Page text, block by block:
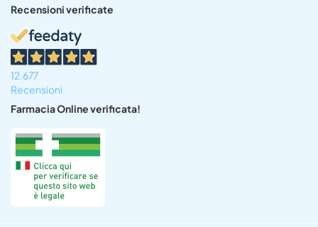
Recensioni verificate
12.677
Recensioni
Farmacia Online verificata!